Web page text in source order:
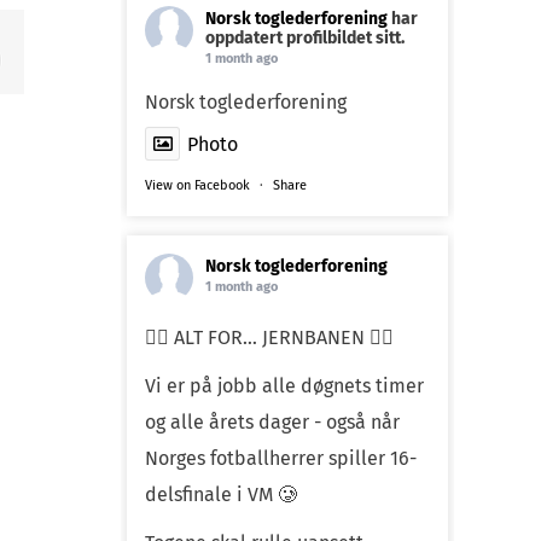
Norsk toglederforening har
oppdatert profilbildet sitt.
1 month ago
Norsk toglederforening
Photo
View on Facebook · Share
Norsk toglederforening
1 month ago
❤️‍🔥 ALT FOR… JERNBANEN ❤️‍🔥
Vi er på jobb alle døgnets timer
og alle årets dager - også når
Norges fotballherrer spiller 16-
delsfinale i VM 🥲